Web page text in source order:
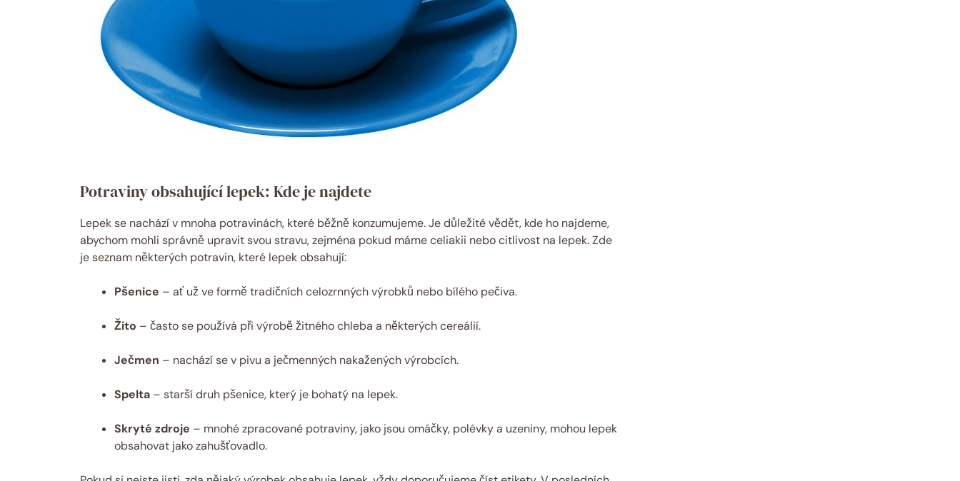
Potraviny obsahující lepek: Kde je najdete
Lepek se nachází v mnoha potravinách, které běžně konzumujeme. Je důležité vědět, kde ho najdeme,
abychom mohli správně upravit svou stravu, zejména pokud máme celiakii nebo citlivost na lepek. Zde
je seznam některých potravin, které lepek obsahují:
Pšenice – ať už ve formě tradičních celozrnných výrobků nebo bílého pečiva.
Žito – často se používá při výrobě žitného chleba a některých cereálií.
Ječmen – nachází se v pivu a ječmenných nakažených výrobcích.
Spelta – starší druh pšenice, který je bohatý na lepek.
Skryté zdroje – mnohé zpracované potraviny, jako jsou omáčky, polévky a uzeniny, mohou lepek
obsahovat jako zahušťovadlo.